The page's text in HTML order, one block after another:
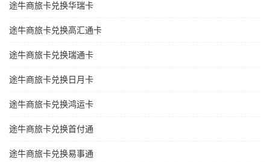
途牛商旅卡兑换华瑞卡
途牛商旅卡兑换高汇通卡
途牛商旅卡兑换瑞通卡
途牛商旅卡兑换日月卡
途牛商旅卡兑换鸿运卡
途牛商旅卡兑换首付通
途牛商旅卡兑换易事通